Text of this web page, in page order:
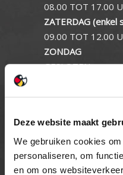
Deze website maakt
We gebruiken cookies
personaliseren, om
en om ons
08.00 TOT 17.00
ZATERDAG (enkel
09.00 TOT 12.00
ZONDAG
GESLOTEN
Cookie beleid
Contact